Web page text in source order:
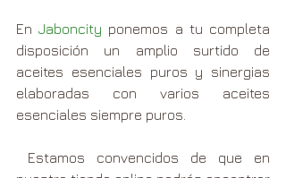
En Jaboncity ponemos a tu completa
disposición un amplio surtido de
aceites esenciales puros y sinergias
elaboradas con varios aceites
esenciales siempre puros.